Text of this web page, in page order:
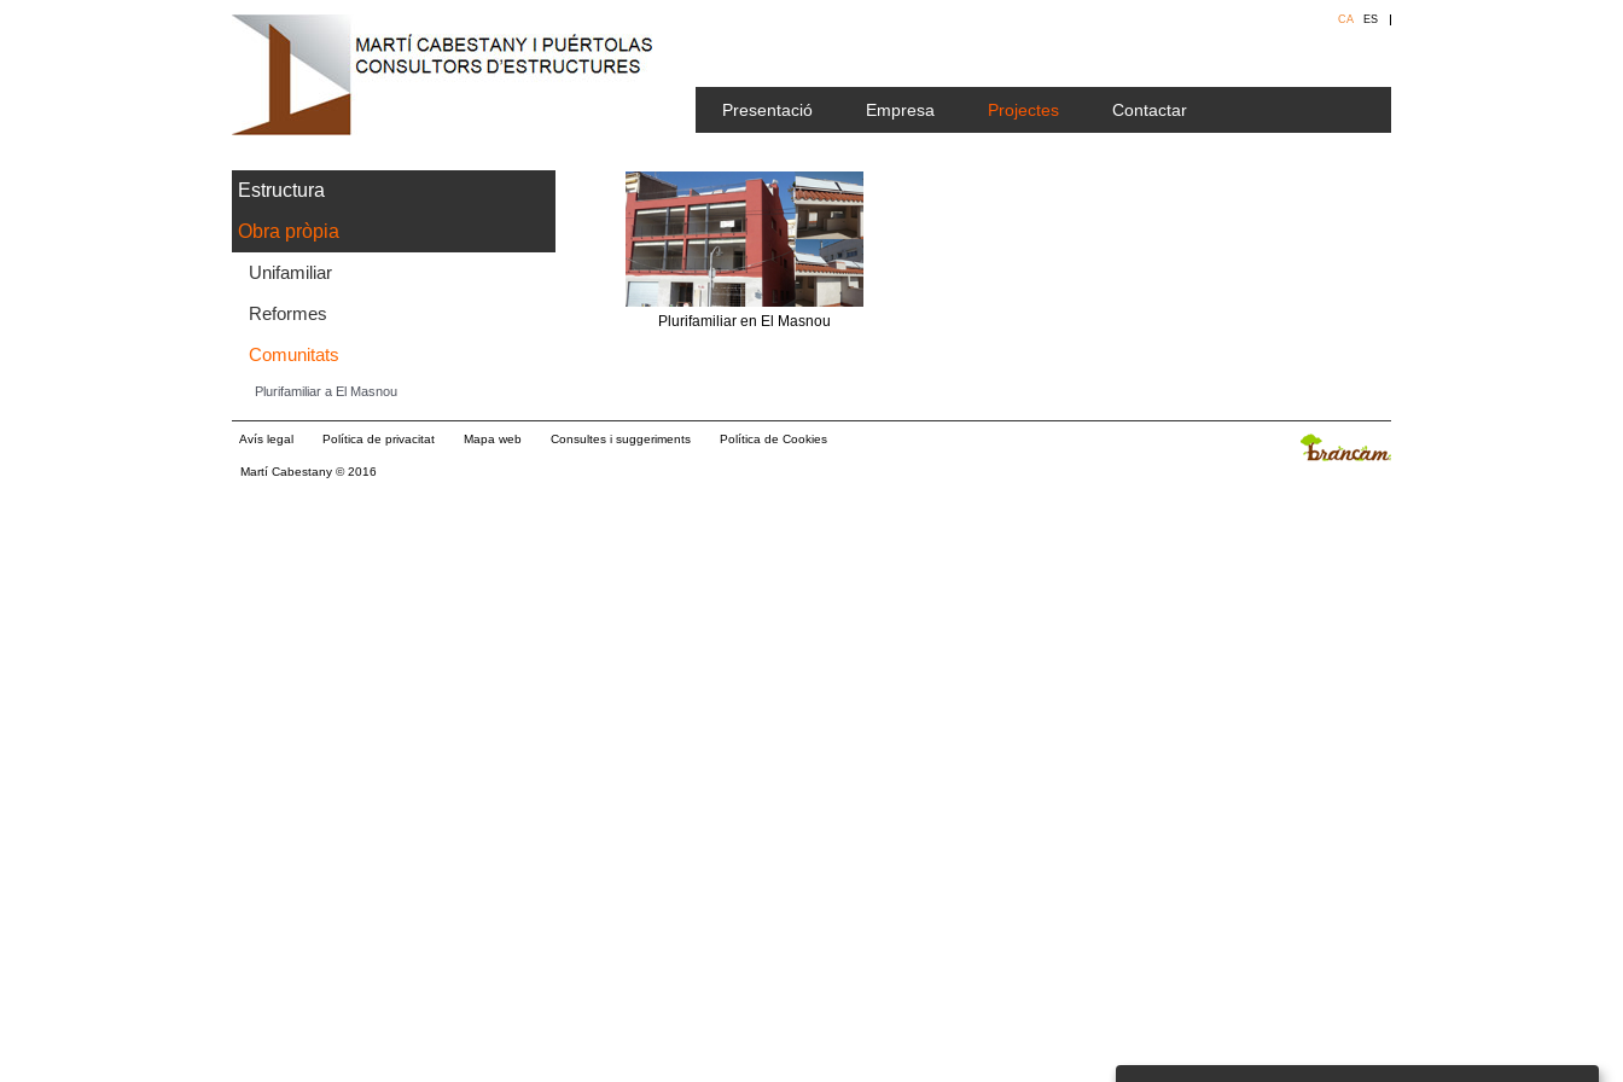
CA ES
Presentació Empresa Projectes Contactar
Estructura
Obra pròpia
Unifamiliar
Reformes
Comunitats
Plurifamiliar a El Masnou
Plurifamiliar en El Masnou
Avís legal Política de privacitat Mapa web Consultes i suggeriments Política de Cookies
Martí Cabestany © 2016